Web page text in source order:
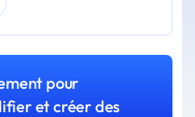
pour
et créer des